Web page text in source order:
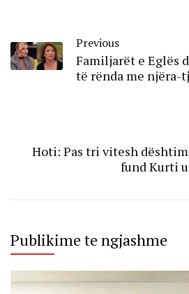
Previous
Familjarët e Eglës
të rënda me njëra-
Hoti: Pas tri vitesh
fund Kurti
Publikime te ngjashme